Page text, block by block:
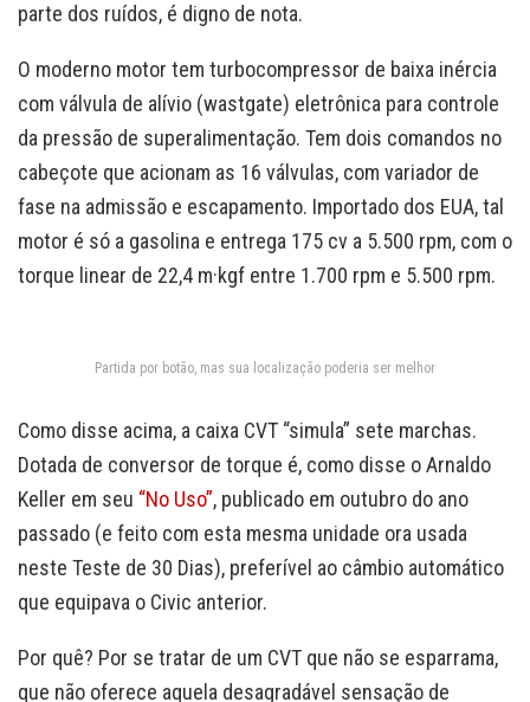
parte dos ruídos, é digno de nota.
O moderno motor tem turbocompressor de baixa inércia
com válvula de alívio (wastgate) eletrônica para controle
da pressão de superalimentação. Tem dois comandos no
cabeçote que acionam as 16 válvulas, com variador de
fase na admissão e escapamento. Importado dos EUA, tal
motor é só a gasolina e entrega 175 cv a 5.500 rpm, com o
torque linear de 22,4 m·kgf entre 1.700 rpm e 5.500 rpm.
Partida por botão, mas sua localização poderia ser melhor
Como disse acima, a caixa CVT “simula” sete marchas.
Dotada de conversor de torque é, como disse o Arnaldo
Keller em seu “No Uso”, publicado em outubro do ano
passado (e feito com esta mesma unidade ora usada
neste Teste de 30 Dias), preferível ao câmbio automático
que equipava o Civic anterior.
Por quê? Por se tratar de um CVT que não se esparrama,
que não oferece aquela desagradável sensação de